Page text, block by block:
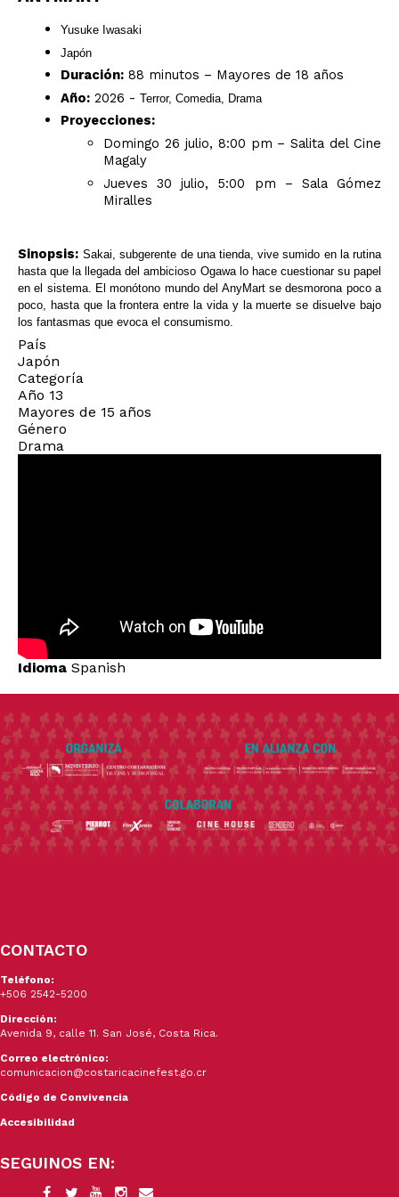
Yusuke Iwasaki
Japón
Duración: 88 minutos – Mayores de 18 años
Año: 2026 - Terror, Comedia, Drama
Proyecciones:
Domingo 26 julio, 8:00 pm – Salita del Cine
Magaly
Jueves 30 julio, 5:00 pm – Sala Gómez
Miralles
Sinopsis: Sakai, subgerente de una tienda, vive sumido en la rutina
hasta que la llegada del ambicioso Ogawa lo hace cuestionar su papel
en el sistema. El monótono mundo del AnyMart se desmorona poco a
poco, hasta que la frontera entre la vida y la muerte se disuelve bajo
los fantasmas que evoca el consumismo.
País
Japón
Categoría
Año 13
Mayores de 15 años
Género
Drama
Idioma Spanish
CONTACTO
Teléfono:
+506 2542-5200
Dirección:
Avenida 9, calle 11. San José, Costa Rica.
Correo electrónico:
comunicacion@costaricacinefest.go.cr
Código de Convivencia
Accesibilidad
SEGUINOS EN: